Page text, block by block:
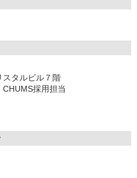
タルビル７階
採用担当